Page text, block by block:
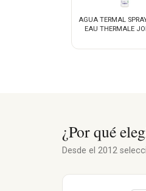
AGUA TERMAL
EAU THERMALE
¿Por qué
Desde el 2012